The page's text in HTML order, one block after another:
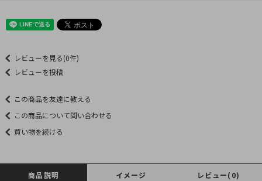
レビューを見る(0件)
レビューを投稿
この商品を友達に教える
この商品について問い合わせる
買い物を続ける
商品説明 イメージ レビュー(0)